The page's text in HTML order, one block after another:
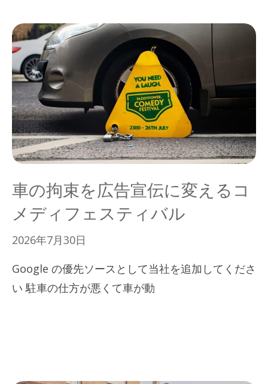
車の拘束を広告宣伝に変えるコ
メディフェスティバル
2026年7月30日
Google の優先ソースとして当社を追加してくださ
い 駐車の仕方が悪くて車が動